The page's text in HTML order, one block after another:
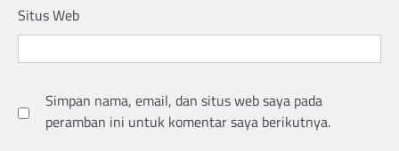
Situs Web
Simpan nama, email, dan situs web saya pada
peramban ini untuk komentar saya berikutnya.